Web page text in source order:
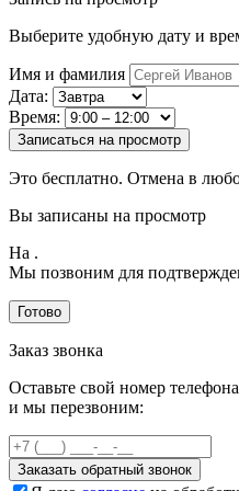
Выберите удобную дату и
Имя и фамилия
Дата:
Время:
Записаться на просмотр
Это бесплатно. Отмена в
Вы записаны на просмотр
На .
Мы позвоним для
Готово
Заказ звонка
Оставьте свой номер телефона
и мы перезвоним:
Заказать обратный звонок